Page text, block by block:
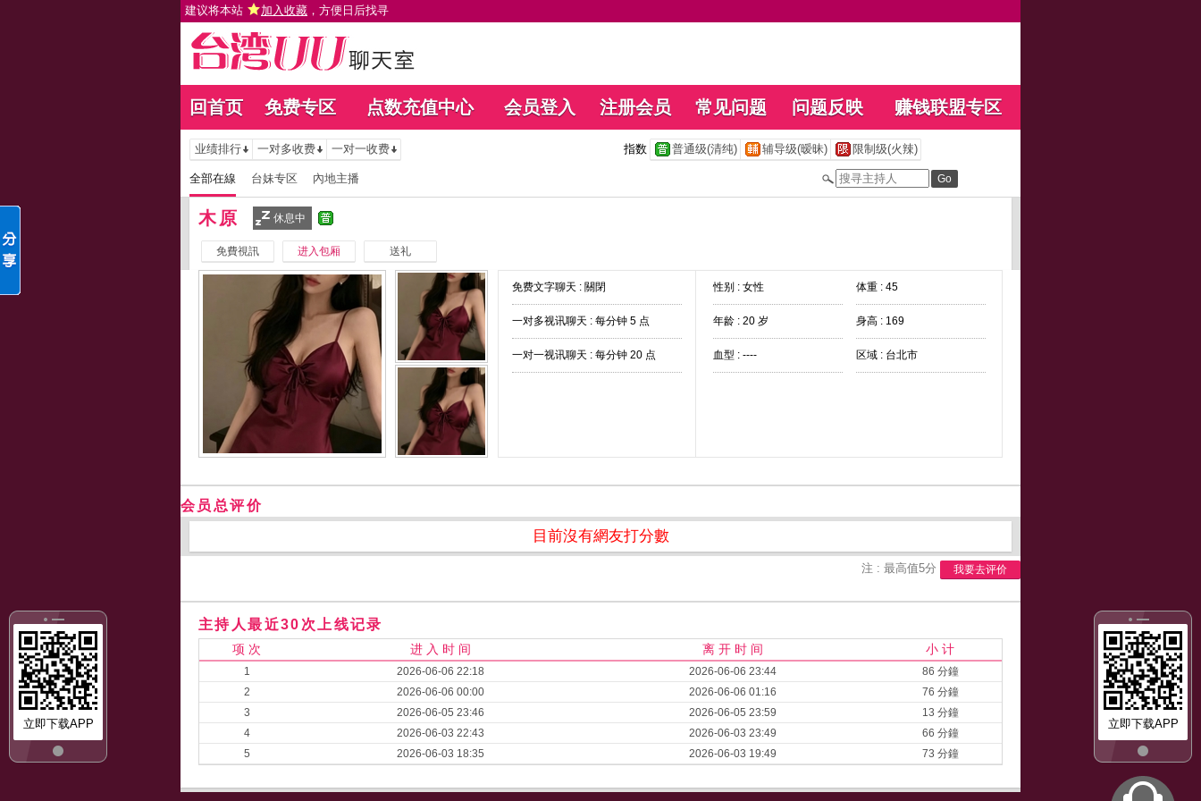
建议将本站 加入收藏 ，方便日后找寻
回首页 免费专区 点数充值中心 会员登入 注册会员 常见问题 问题反映 赚钱联盟专区
立即下载APP
立即下载APP
业绩排行 一对多收费 一对一收费 指数 普通级(清纯) 辅导级(暧昧) 限制级(火辣)
全部在線 台妹专区 內地主播
木原 休息中
免費視訊 进入包厢 送礼
免费文字聊天 : 關閉
一对多视讯聊天 : 每分钟 5 点
一对一视讯聊天 : 每分钟 20 点
性别 : 女性 体重 : 45
年龄 : 20 岁 身高 : 169
血型 : ---- 区域 : 台北市
会员总评价
目前沒有網友打分數
注 : 最高值5分 我要去评价
主持人最近30次上线记录
项 次 进 入 时 间 离 开 时 间 小 计
1 2026-06-06 22:18 2026-06-06 23:44
86 分鐘
2
2026-06-06 00:00 2026-06-06 01:16
76 分鐘
3
2026-06-05 23:46 2026-06-05 23:59
13 分鐘
4
2026-06-03 22:43 2026-06-03 23:49
66 分鐘
5
2026-06-03 18:35 2026-06-03 19:49 73 分鐘